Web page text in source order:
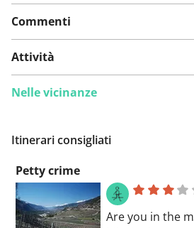
Commenti
Attività
Nelle vicinanze
Itinerari consigliati
Petty crime
Are you in the